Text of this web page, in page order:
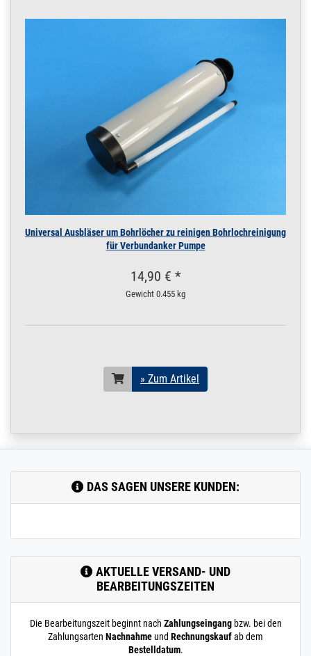
Universal Ausbläser um Bohrlöcher zu reinigen Bohrlochreinigung
für Verbundanker Pumpe
14,90 € *
Gewicht 0.455 kg
» Zum Artikel
DAS SAGEN UNSERE KUNDEN:
AKTUELLE VERSAND- UND
BEARBEITUNGSZEITEN
Die Bearbeitungszeit beginnt nach Zahlungseingangbzw. bei den
Zahlungsarten Nachnahmeund Rechnungskaufab dem
Bestelldatum.